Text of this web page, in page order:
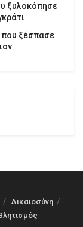
ξυλοκόπησε
που ξέσπασε
Δικαιοσύνη